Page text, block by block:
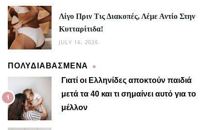
Λίγο Πριν Τις Διακοπές, Λέμε Αντίο Στην
Κυτταρίτιδα!
JULY 16, 2026
ΠΟΛΥΔΙΑΒΑΣΜΕΝΑ
Γιατί οι Ελληνίδες αποκτούν παιδιά
μετά τα 40 και τι σημαίνει αυτό για το
μέλλον